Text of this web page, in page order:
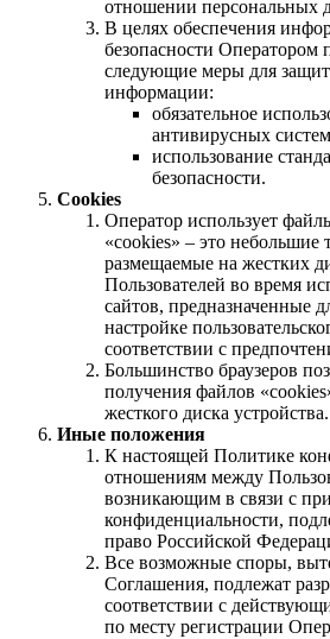
отношении персональных
В целях обеспечения
безопасности Оператором
следующие меры для
информации:
обязательное
антивирусных
использование
безопасности.
Cookies
Оператор использует
«cookies» – это небольшие
размещаемые на жестких
Пользователей во время
сайтов, предназначенные
настройке
соответствии с
Большинство браузеров
получения файлов
жесткого диска устройства.
Иные положения
К настоящей Политике
отношениям между
возникающим в связи с
конфиденциальности,
право Российской
Все возможные споры,
Соглашения, подлежат
соответствии с
по месту регистрации